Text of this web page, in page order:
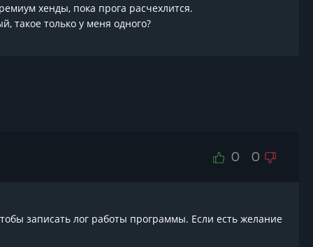
хенды, пока прога расчехлится.
такое только у меня одного?
0 0
записать лог работы программы. Если есть желание